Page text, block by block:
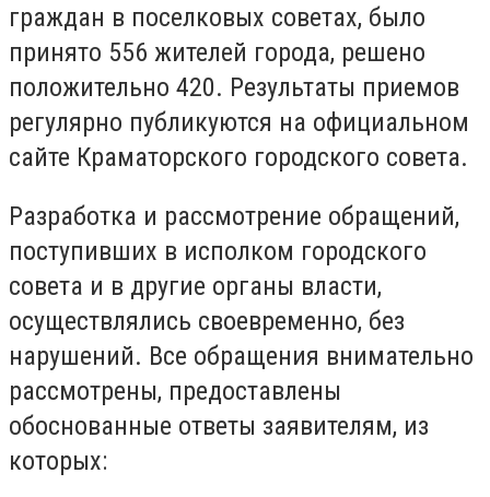
граждан в поселковых советах, было
принято 556 жителей города, решено
положительно 420. Результаты приемов
регулярно публикуются на официальном
сайте Краматорского городского совета.
Разработка и рассмотрение обращений,
поступивших в исполком городского
совета и в другие органы власти,
осуществлялись своевременно, без
нарушений. Все обращения внимательно
рассмотрены, предоставлены
обоснованные ответы заявителям, из
которых: